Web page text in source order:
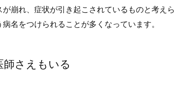
崩れ、症状が引き起こされているものと考えら
名をつけられることが多くなっています。
さえもいる